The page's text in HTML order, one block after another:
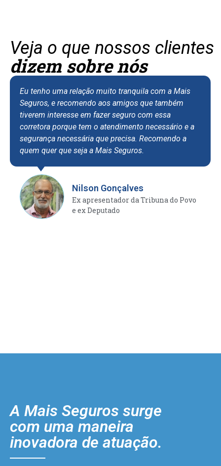
Veja o que nossos clientes
dizem sobre nós
Eu tenho uma relação muito tranquila com a Mais
Seguros, e recomendo aos amigos que também
tiverem interesse em fazer seguro com essa
corretora porque tem o atendimento necessário e a
segurança necessária que precisa. Recomendo a
quem quer que seja a Mais Seguros.
Nilson Gonçalves
Ex apresentador da Tribuna do Povo
e ex Deputado
A Mais Seguros surge
com uma maneira
inovadora de atuação.